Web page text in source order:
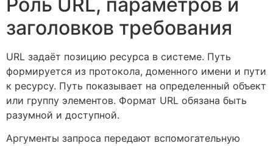
заголовков требования
URL задаёт позицию ресурса в системе. Путь
формируется из протокола, доменного имени и пути
к ресурсу. Путь показывает на определенный объект
или группу элементов. Формат URL обязана быть
разумной и доступной.
Аргументы запроса передают вспомогательную